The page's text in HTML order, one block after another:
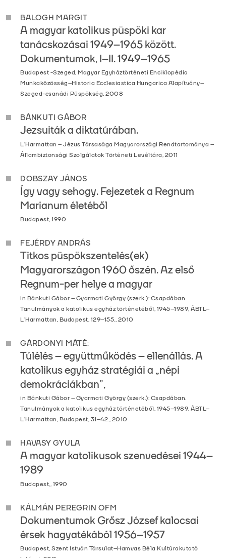
BALOGH MARGIT
A magyar katolikus püspöki kar
tanácskozásai 1949–1965 között.
Dokumentumok, I–II. 1949–1965
Budapest -Szeged, Magyar Egyháztörténeti Enciklopédia
Munkaközösség–Historia Ecclesiastica Hungarica Alapítvány–
Szeged-csanádi Püspökség, 2008
BÁNKUTI GÁBOR
Jezsuiták a diktatúrában.
L’Harmattan – Jézus Társasága Magyarországi Rendtartománya –
Állambiztonsági Szolgálatok Történeti Levéltára, 2011
DOBSZAY JÁNOS
Így vagy sehogy. Fejezetek a Regnum
Marianum életéből
Budapest, 1990
FEJÉRDY ANDRÁS
Titkos püspökszentelés(ek)
Magyarországon 1960 őszén. Az első
Regnum-per helye a magyar
in Bánkuti Gábor – Gyarmati György (szerk.): Csapdában.
Tanulmányok a katolikus egyház történetéből, 1945–1989, ÁBTL–
L’Harmattan, Budapest, 129–155., 2010
GÁRDONYI MÁTÉ:
Túlélés – együttműködés – ellenállás. A
katolikus egyház stratégiái a „népi
demokráciákban”,
in Bánkuti Gábor – Gyarmati György (szerk.): Csapdában.
Tanulmányok a katolikus egyház történetéből, 1945–1989, ÁBTL–
L’Harmattan, Budapest, 31–42., 2010
HAVASY GYULA
A magyar katolikusok szenvedései 1944–
1989
Budapest,, 1990
KÁLMÁN PEREGRIN OFM
Dokumentumok Grősz József kalocsai
érsek hagyatékából 1956–1957
Budapest, Szent István Társulat–Hamvas Béla Kultúrakutató